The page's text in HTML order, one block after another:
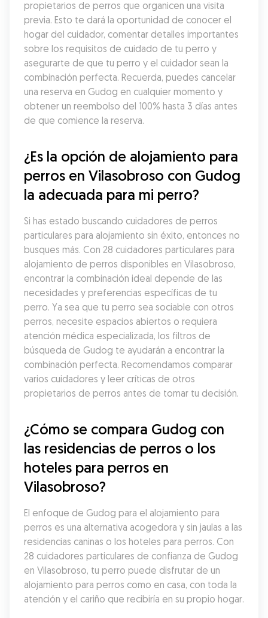
propietarios de perros que organicen una visita
previa. Esto te dará la oportunidad de conocer el
hogar del cuidador, comentar detalles importantes
sobre los requisitos de cuidado de tu perro y
asegurarte de que tu perro y el cuidador sean la
combinación perfecta. Recuerda, puedes cancelar
una reserva en Gudog en cualquier momento y
obtener un reembolso del 100% hasta 3 días antes
de que comience la reserva.
¿Es la opción de alojamiento para
perros en Vilasobroso con Gudog
la adecuada para mi perro?
Si has estado buscando cuidadores de perros
particulares para alojamiento sin éxito, entonces no
busques más. Con 28 cuidadores particulares para
alojamiento de perros disponibles en Vilasobroso,
encontrar la combinación ideal depende de las
necesidades y preferencias específicas de tu
perro. Ya sea que tu perro sea sociable con otros
perros, necesite espacios abiertos o requiera
atención médica especializada, los filtros de
búsqueda de Gudog te ayudarán a encontrar la
combinación perfecta. Recomendamos comparar
varios cuidadores y leer críticas de otros
propietarios de perros antes de tomar tu decisión.
¿Cómo se compara Gudog con
las residencias de perros o los
hoteles para perros en
Vilasobroso?
El enfoque de Gudog para el alojamiento para
perros es una alternativa acogedora y sin jaulas a las
residencias caninas o los hoteles para perros. Con
28 cuidadores particulares de confianza de Gudog
en Vilasobroso, tu perro puede disfrutar de un
alojamiento para perros como en casa, con toda la
atención y el cariño que recibiría en su propio hogar.